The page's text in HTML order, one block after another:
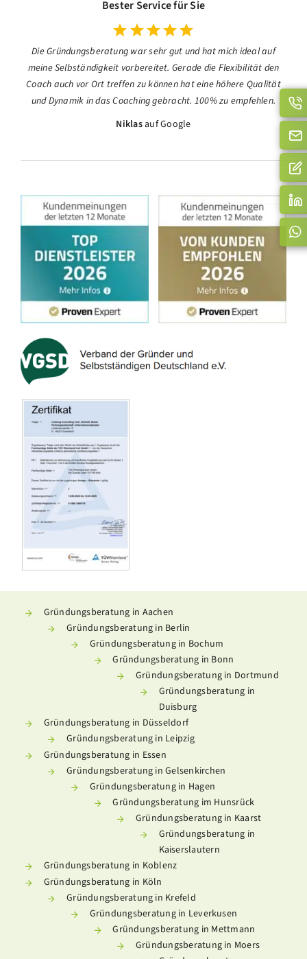
Bester Service für Sie
Die Gründungsberatung war sehr gut und hat mich ideal auf
meine Selbständigkeit vorbereitet. Gerade die Flexibilität den
Coach auch vor Ort treffen zu können hat eine höhere Qualität
und Dynamik in das Coaching gebracht. 100% zu empfehlen.
Niklasauf Google
Gründungsberatung in Aachen
Gründungsberatung in Berlin
Gründungsberatung in Bochum
Gründungsberatung in Bonn
Gründungsberatung in Dortmund
Gründungsberatung in
Duisburg
Gründungsberatung in Düsseldorf
Gründungsberatung in Leipzig
Gründungsberatung in Essen
Gründungsberatung in Gelsenkirchen
Gründungsberatung in Hagen
Gründungsberatung im Hunsrück
Gründungsberatung in Kaarst
Gründungsberatung in
Kaiserslautern
Gründungsberatung in Koblenz
Gründungsberatung in Köln
Gründungsberatung in Krefeld
Gründungsberatung in Leverkusen
Gründungsberatung in Mettmann
Gründungsberatung in Moers